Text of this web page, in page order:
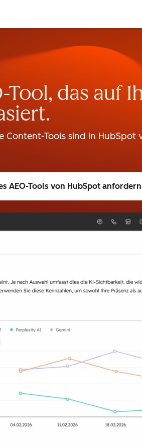
Tool, das auf
Content-Tools sind in HubSpot
AEO-Tools von HubSpot anfordern